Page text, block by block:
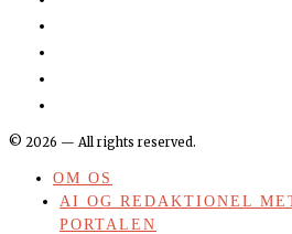
© 2026 — All rights reserved.
OM OS
AI OG REDAKTIONEL
PORTALEN